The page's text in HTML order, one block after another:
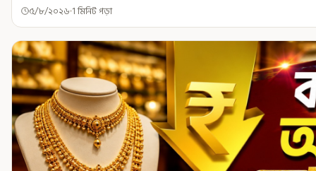
৫/৮/২০২৬ 1 মিনিট পড়া